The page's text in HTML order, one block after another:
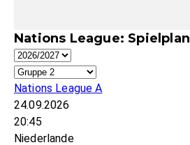
Nations League: Spielplan
Nations League A
24.09.2026
20:45
Niederlande